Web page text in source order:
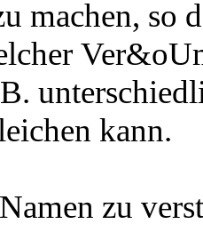
machen,
kann.
zu